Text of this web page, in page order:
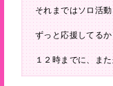
それまではソロ活
ずっと応援してる
１２時までに、また